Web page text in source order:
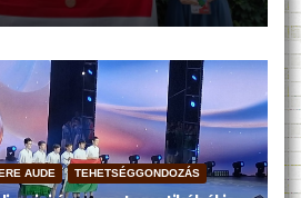
AUDE TEHETSÉGGONDOZÁS